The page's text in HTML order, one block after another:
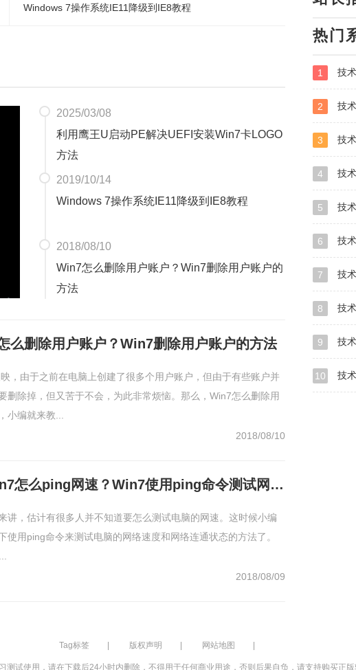
Windows 7操作系统IE11降级到IE8教程
2025/03/08
利用鹰王U启动PE解决UEFI安装Win7卡LOGO
方法
2019/10/14
Windows 7操作系统IE11降级到IE8教程
2018/08/10
Win7怎么删除用户账户？Win7删除用户账户的
方法
么删除用户账户？Win7删除用户账户的方法
，由于之前在电脑上创建了很多个用户账户，但由于有些账户并
删除掉，但又苦于不会，为此非常烦恼。那么，Win7怎么删除用
小编就来教...
2018/08/10
Win7怎么ping网速？Win7使用ping命令测试网速的方法
讲，估计有很多人并不知道要怎么测试电脑的网速。这时候小编
使用ping命令来测试电脑的网络速度和网络连通状态的方法了。
2018/08/09
热门
1 技
2 技
3 技
4 技
5 技
6 技术
7 技
8 技
9 技
10 技
Tag标签 版权声明 网站地图
测试使用，请在下载后24小时内删除，不得用于任何商业用途，否则后果自负，请支持购买正版